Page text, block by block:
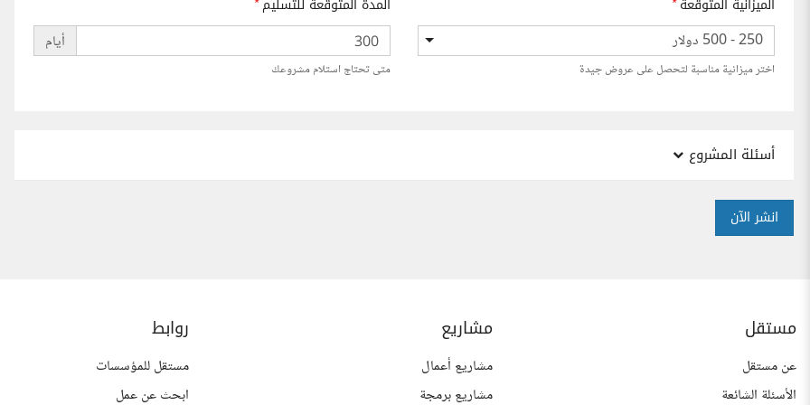
الميزانية المتوقعة*
250 - 500 دولار
اختر ميزانية مناسبة لتحصل على عروض جيدة
المدة المتوقعة للتسليم*
أيام
متى تحتاج استلام مشروعك
أسئلة المشروع
انشر الآن
مستقل
عن مستقل
الأسئلة الشائعة
مشاريع
مشاريع أعمال
مشاريع برمجة
روابط
مستقل للمؤسسات
ابحث عن عمل